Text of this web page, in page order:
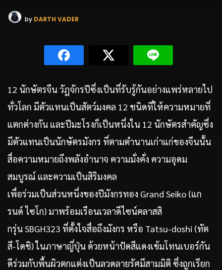
by DARTH VADER
12 นักษัตรจีน วัฎจักรปีซึ่งเป็นที่รับรู้กันอย่างแพร่หลายไป
ทั่วโลก มีตัวแทนเป็นสัตว์มงคล 12 ชนิดที่ให้ความหมายที่
แตกต่างกัน และปีมะโรงก็เป็นหนึ่งใน 12 นักษัตรสำคัญซึ่ง
มีตัวแทนเป็นนักษัตรมังกร ที่ตามตำนานเก่าแก่ของจีนนั้น
สื่อความหมายถึงพลังอำนาจ ความมั่งคั่ง ความอุดม
สมบูรณ์ และความเป็นสิริมงคล
เพื่อร่วมเป็นส่วนหนึ่งของปีมังกรทอง Grand Seiko (แก
รนด์ ไซโก) มาพร้อมเรือนเวลาดีไซน์คลาสสิ
กรุ่น SBGH323 ที่ตั้งใจสื่อถึงมังกร หรือ Tatsu-doshi (ทัต
สึ-โดชิ) ในภาษาญี่ปุ่น ด้วยหน้าปัดสีแดงเข้มโทนเบอร์กัน
ดีร่วมกับพื้นผิวตกแต่งเป็นลวดลายรัศมีสามมิติ ซึ่งถูกเรียก